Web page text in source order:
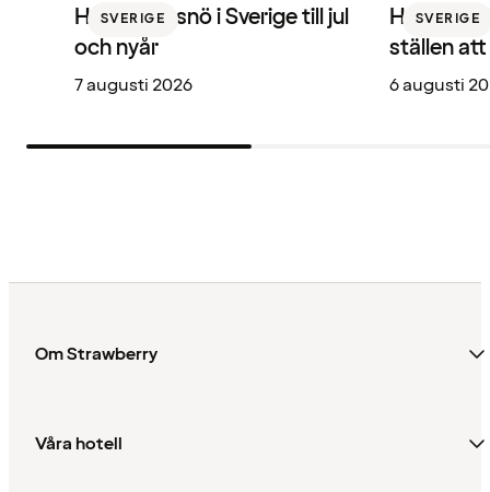
SVERIGE
Här får du snö i Sverige till jul
och nyår
7 augusti 2026
SVERIGE
ställen
6 augusti
Om Strawberry
Våra hotell